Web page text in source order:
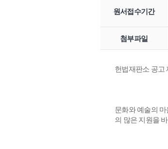
원서접수기간
첨부파일
헌법재판소 공고
문화와 예술의
의 많은 지원을